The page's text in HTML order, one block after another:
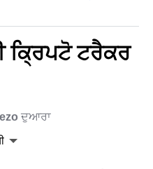
ਟਰੈਕਰ
ਦੁਆਰਾ